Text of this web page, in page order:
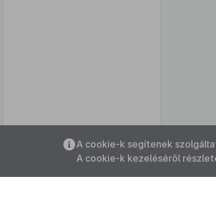
Az oldalmenübe visszatéréshez
ALT + S billentyűket.
A cookie-k segítenek
A cookie-k kezeléséről